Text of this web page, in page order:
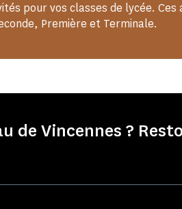
pour vos classes de lycée.
Première et Terminale.
de Vincennes ?